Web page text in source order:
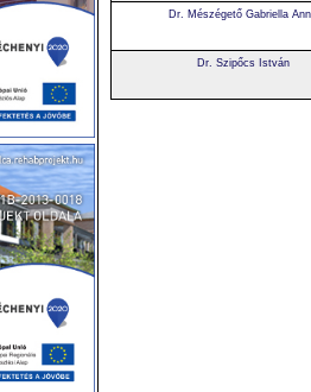
Dr. Mészégető Gabriella
Dr. Szipőcs István